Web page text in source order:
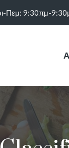
Πεμ: 9:30πμ-